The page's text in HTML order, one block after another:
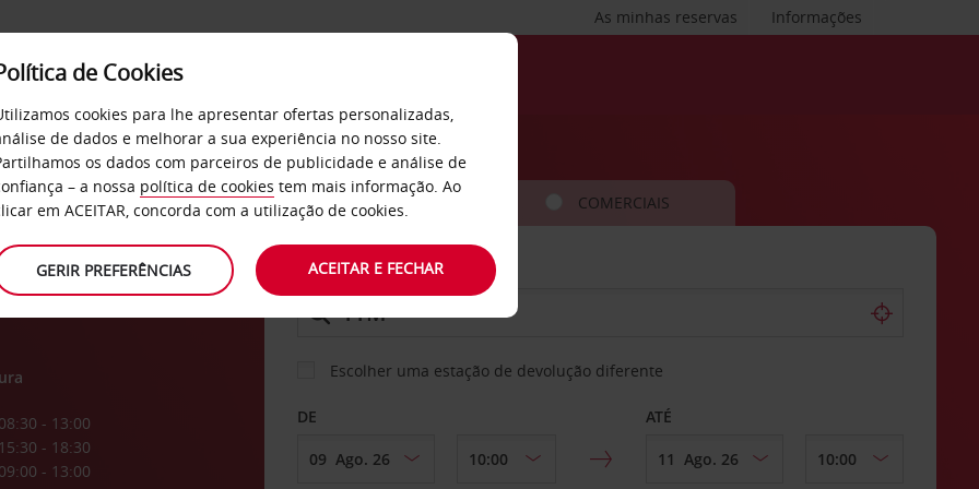
Informações
As minhas reservas
SERVIÇOS EMPRESAS
08:30 - 13:00
15:30 - 18:30
09:00 - 13:00
CARRO COMERCIAIS
LEVANTAR EM
Escolher uma estação de devolução diferente
DE ATÉ
de Cookies
cookies para lhe apresentar ofertas personalizadas,
de dados e melhorar a sua experiência no nosso site.
os dados com parceiros de publicidade e análise de
– a nossa política de cookies tem mais informação. Ao
em ACEITAR, concorda com a utilização de cookies.
GERIR PREFERÊNCIAS ACEITAR E FECHAR